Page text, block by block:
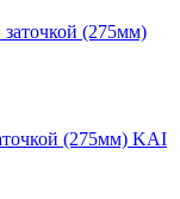
(275мм) KAI